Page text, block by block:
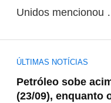
Unidos mencionou
ÚLTIMAS NOTÍCIAS
Petróleo sobe
(23/09), enquanto